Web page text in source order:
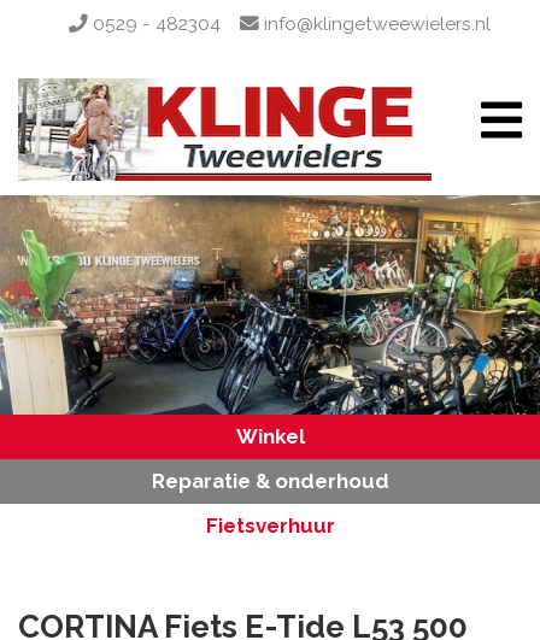
0529 - 482304 info@klingetweewielers.nl
Winkel
Reparatie & onderhoud
Fietsverhuur
CORTINA Fiets E-Tide L53 500